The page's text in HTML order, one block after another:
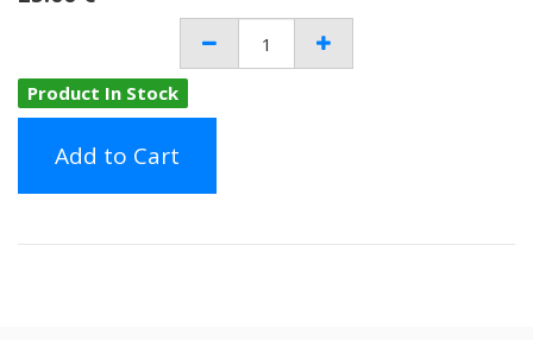
Product In Stock
Add to Cart